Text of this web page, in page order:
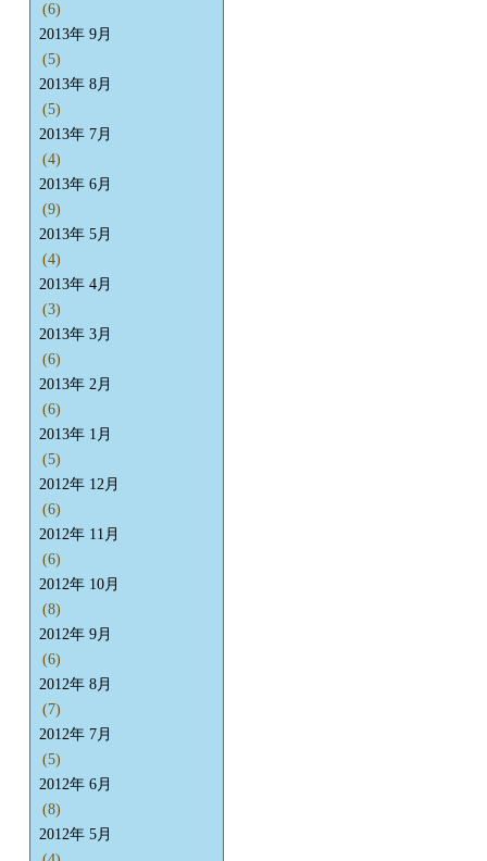
(6)
2013年 9月
(5)
2013年 8月
(5)
2013年 7月
(4)
2013年 6月
(9)
2013年 5月
(4)
2013年 4月
(3)
2013年 3月
(6)
2013年 2月
(6)
2013年 1月
(5)
2012年 12月
(6)
2012年 11月
(6)
2012年 10月
(8)
2012年 9月
(6)
2012年 8月
(7)
2012年 7月
(5)
2012年 6月
(8)
2012年 5月